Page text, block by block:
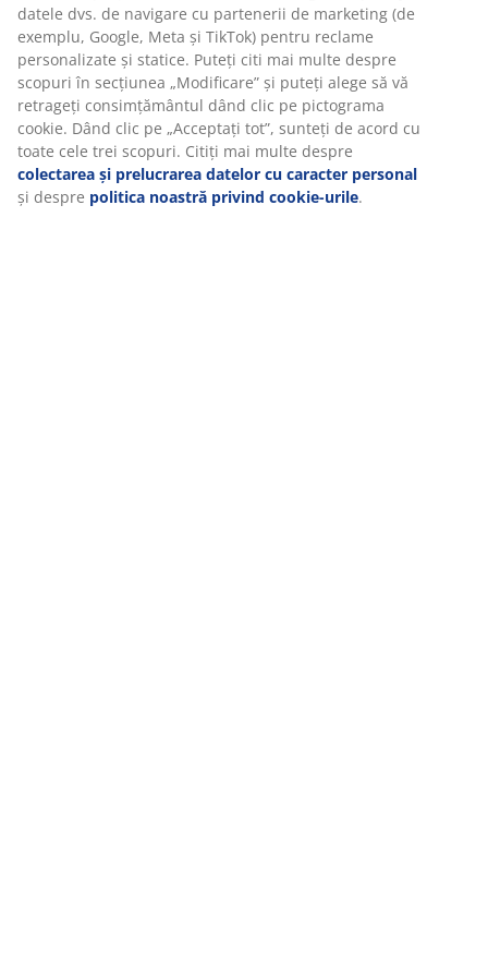
cu caracter personal.
VI.4. Conform prevederilor Legii nr.677/2001,
participantii au acces gratuit la datele personale
colectate sau prelucrate de Organizator, printr-o
cerere scrisa, datata si semnata, adresata JYSK
Romania SRL, societate romana, cu sediul in Bd Iuliu
Maniu 560A, Militari Shopping, Bucuresti.
datele dvs. de navigare cu partenerii de marketing (de
exemplu, Google, Meta și TikTok) pentru reclame
personalizate și statice. Puteți citi mai multe despre
scopuri în secțiunea „Modificare” și puteți alege să vă
retrageți consimțământul dând clic pe pictograma
cookie. Dând clic pe „Acceptați tot”, sunteți de acord cu
toate cele trei scopuri. Citiți mai multe despre
colectarea și prelucrarea datelor cu caracter personal
și despre politica noastră privind cookie-urile.